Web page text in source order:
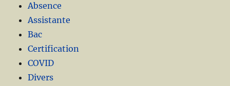
Absence
Assistante
Bac
Certification
COVID
Divers